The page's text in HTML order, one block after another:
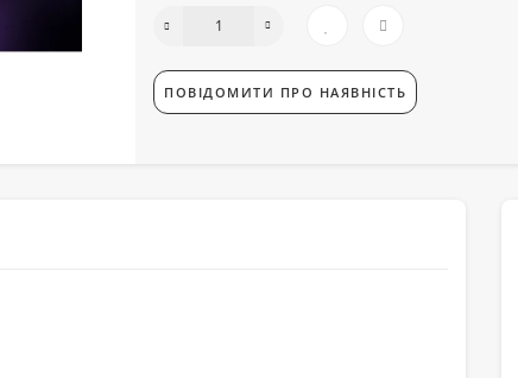
ПОВІДОМИТИ ПРО НАЯВНІСТЬ